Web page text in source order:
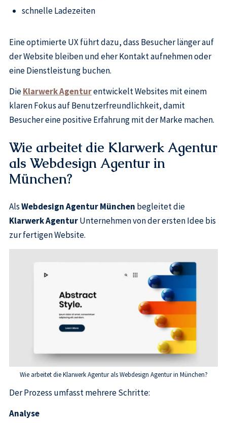
schnelle Ladezeiten
Eine optimierte UX führt dazu, dass Besucher länger auf
der Website bleiben und eher Kontakt aufnehmen oder
eine Dienstleistung buchen.
DieKlarwerk Agenturentwickelt Websites mit einem
klaren Fokus auf Benutzerfreundlichkeit, damit
Besucher eine positive Erfahrung mit der Marke machen.
Wie arbeitet die Klarwerk Agentur
als Webdesign Agentur in
München?
AlsWebdesign Agentur München begleitet die
Klarwerk AgenturUnternehmen von der ersten Idee bis
zur fertigen Website.
Wie arbeitet die Klarwerk Agentur als Webdesign Agentur in München?
Der Prozess umfasst mehrere Schritte:
Analyse